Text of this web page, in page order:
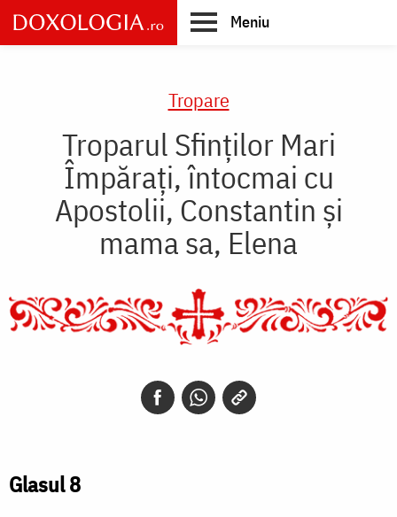
Skip
to
main
Meniu
Tropare
Troparul Sfinţilor Mari
Împăraţi, întocmai cu
Apostolii, Constantin şi
mama sa, Elena
Glasul 8